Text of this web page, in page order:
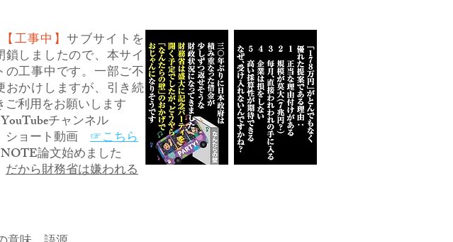
【工事中】サブサイトを
鎖しましたので、本サイ
の工事中です。一部ご不
おかけしますが、引き続
ご利用をお願いします
チャンネル
ショート動画 ☞こちら
論文始めました
だから財務省は嫌われる